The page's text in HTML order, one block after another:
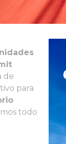
de
para
todo